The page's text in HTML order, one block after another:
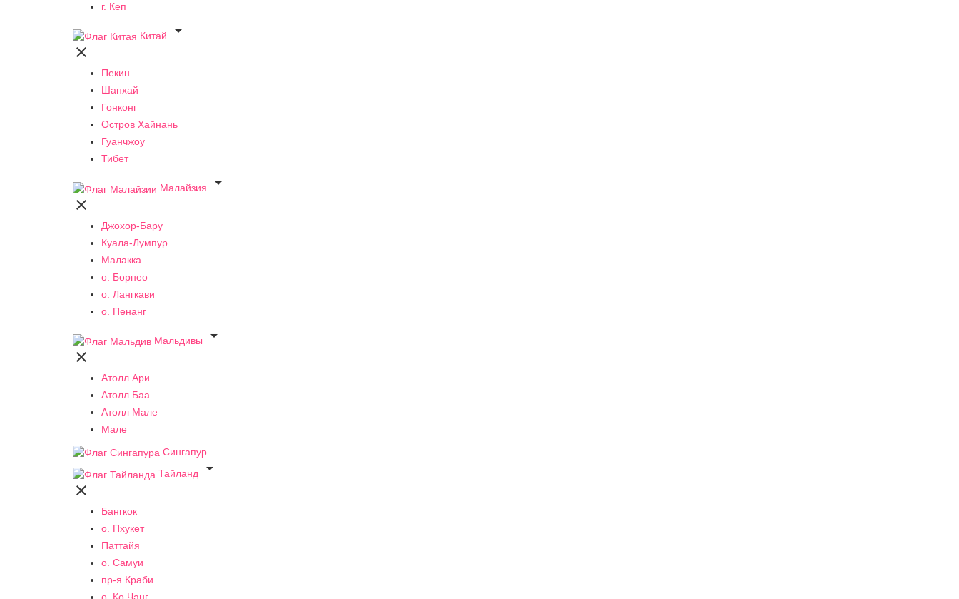
г. Кеп
Китай


Пекин
Шанхай
Гонконг
Остров Хайнань
Гуанчжоу
Тибет
Малайзия


Джохор-Бару
Куала-Лумпур
Малакка
о. Борнео
о. Лангкави
о. Пенанг
Мальдивы


Атолл Ари
Атолл Баа
Атолл Мале
Мале
Сингапур
Тайланд


Бангкок
о. Пхукет
Паттайя
о. Самуи
пр-я Краби
о. Ко Чанг